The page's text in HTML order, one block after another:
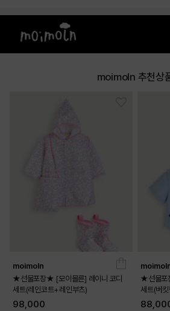
moimoln 추천상
moimoln
★선물포장★ [모이몰른] 레이니 코디
세트(레인코트+레인부츠)
98,000
★선물포
세트(버